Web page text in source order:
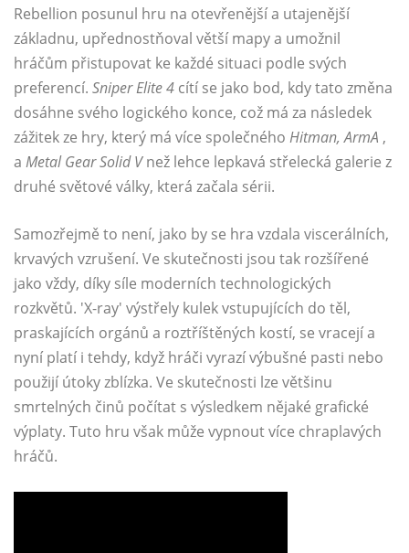
Rebellion posunul hru na otevřenější a utajenější
základnu, upřednostňoval větší mapy a umožnil
hráčům přistupovat ke každé situaci podle svých
preferencí. Sniper Elite 4 cítí se jako bod, kdy tato změna
dosáhne svého logického konce, což má za následek
zážitek ze hry, který má více společného Hitman, ArmA ,
a Metal Gear Solid Vnež lehce lepkavá střelecká galerie z
druhé světové války, která začala sérii.
Samozřejmě to není, jako by se hra vzdala viscerálních,
krvavých vzrušení. Ve skutečnosti jsou tak rozšířené
jako vždy, díky síle moderních technologických
rozkvětů. 'X-ray' výstřely kulek vstupujících do těl,
praskajících orgánů a roztříštěných kostí, se vracejí a
nyní platí i tehdy, když hráči vyrazí výbušné pasti nebo
použijí útoky zblízka. Ve skutečnosti lze většinu
smrtelných činů počítat s výsledkem nějaké grafické
výplaty. Tuto hru však může vypnout více chraplavých
hráčů.